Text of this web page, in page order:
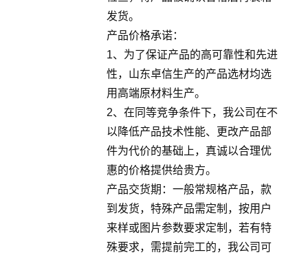
发货。
产品价格承诺：
1、为了保证产品的高可靠性和先进
性，山东卓信生产的产品选材均选
用高端原材料生产。
2、在同等竞争条件下，我公司在不
以降低产品技术性能、更改产品部
件为代价的基础上，真诚以合理优
惠的价格提供给贵方。
产品交货期：一般常规格产品，款
到发货，特殊产品需定制，按用户
来样或图片参数要求定制，若有特
殊要求，需提前完工的，我公司可